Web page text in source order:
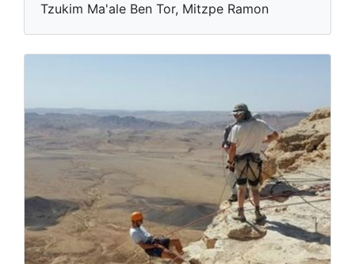
Tzukim Ma'ale Ben Tor, Mitzpe Ramon